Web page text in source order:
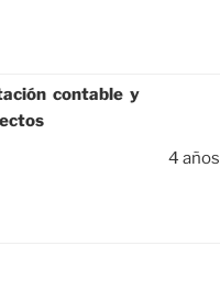
contable y
4 años